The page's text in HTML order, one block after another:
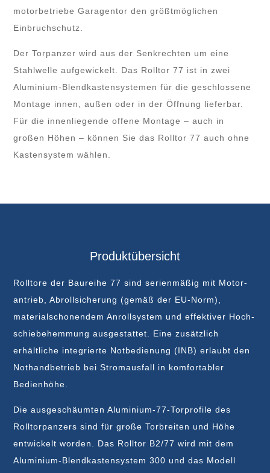
motor­betriebe Garagentor den größt­möglichen
Einbruchschutz.
Der Torpanzer wird aus der Senk­rechten um eine
Stahl­welle aufgewickelt. Das Rolltor 77 ist in zwei
Aluminium-Blend­kasten­systemen für die geschlossene
Montage innen, außen oder in der Öffnung lieferbar.
Für die innen­liegende offene Montage – auch in
großen Höhen – können Sie das Rolltor 77 auch ohne
Kasten­system wählen.
Produktübersicht
Rolltore der Baureihe 77 sind serienmäßig mit Motor­
antrieb, Abroll­sicherung (gemäß der EU-Norm),
material­schonendem Anroll­system und effektiver Hoch­
schiebe­hemmung ausgestattet. Eine zusätzlich
erhältliche integrierte Not­bedienung (INB) erlaubt den
Not­hand­betrieb bei Stromausfall in komfortabler
Bedien­höhe.
Die ausgeschäum­ten Aluminium-77-Tor­profile des
Rolltor­panzers sind für große Torbreiten und Höhe
entwickelt worden. Das Rolltor B2/77 wird mit dem
Aluminium-Blend­kasten­system 300 und das Modell